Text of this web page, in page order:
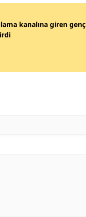
kanalına giren genç